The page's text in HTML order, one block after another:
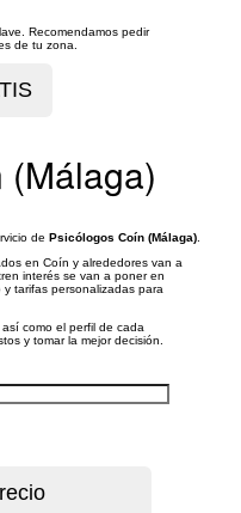
Recomendamos pedir
de tu zona.
de Psicólogos Coín (Málaga)
en Coín y alrededores van a
interés se van a poner en
tarifas personalizadas para
como el perfil de cada
y tomar la mejor decisión.